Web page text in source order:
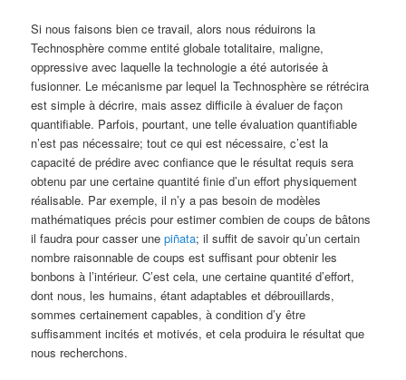
Si nous faisons bien ce travail, alors nous réduirons la
Technosphère comme entité globale totalitaire, maligne,
oppressive avec laquelle la technologie a été autorisée à
fusionner. Le mécanisme par lequel la Technosphère se rétrécira
est simple à décrire, mais assez difficile à évaluer de façon
quantifiable. Parfois, pourtant, une telle évaluation quantifiable
n’est pas nécessaire; tout ce qui est nécessaire, c’est la
capacité de prédire avec confiance que le résultat requis sera
obtenu par une certaine quantité finie d’un effort physiquement
réalisable. Par exemple, il n’y a pas besoin de modèles
mathématiques précis pour estimer combien de coups de bâtons
il faudra pour casser unepiñata; il suffit de savoir qu’un certain
nombre raisonnable de coups est suffisant pour obtenir les
bonbons à l’intérieur. C’est cela, une certaine quantité d’effort,
dont nous, les humains, étant adaptables et débrouillards,
sommes certainement capables, à condition d’y être
suffisamment incités et motivés, et cela produira le résultat que
nous recherchons.